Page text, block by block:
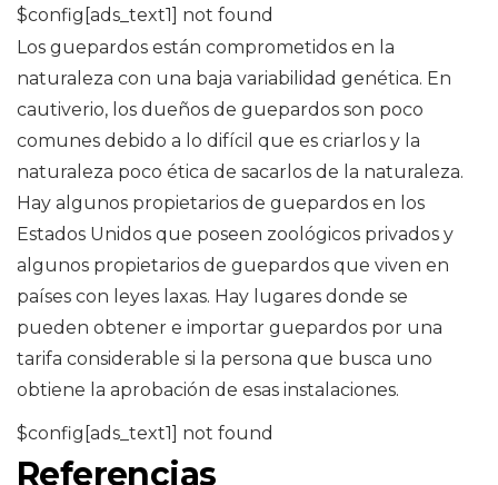
$config[ads_text1] not found
Los guepardos están comprometidos en la
naturaleza con una baja variabilidad genética. En
cautiverio, los dueños de guepardos son poco
comunes debido a lo difícil que es criarlos y la
naturaleza poco ética de sacarlos de la naturaleza.
Hay algunos propietarios de guepardos en los
Estados Unidos que poseen zoológicos privados y
algunos propietarios de guepardos que viven en
países con leyes laxas. Hay lugares donde se
pueden obtener e importar guepardos por una
tarifa considerable si la persona que busca uno
obtiene la aprobación de esas instalaciones.
$config[ads_text1] not found
Referencias